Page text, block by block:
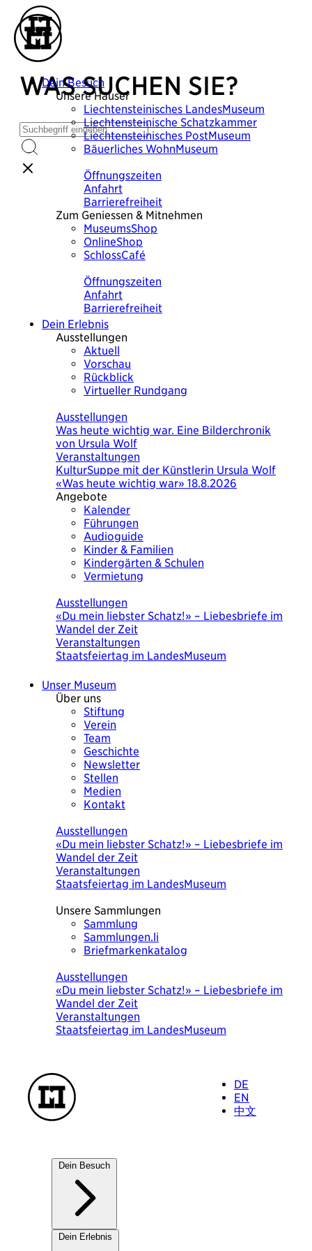
Dein Besuch
Unsere Häuser
Liechtensteinisches LandesMuseum
Liechtensteinische Schatzkammer
Liechtensteinisches PostMuseum
Bäuerliches WohnMuseum
Öffnungszeiten
Anfahrt
Barrierefreiheit
Zum Geniessen & Mitnehmen
MuseumsShop
OnlineShop
SchlossCafé
Öffnungszeiten
Anfahrt
Barrierefreiheit
Dein Erlebnis
Ausstellungen
Aktuell
Vorschau
Rückblick
Virtueller Rundgang
Ausstellungen
Was heute wichtig war. Eine Bilderchronik
von Ursula Wolf
Veranstaltungen
KulturSuppe mit der Künstlerin Ursula Wolf
«Was heute wichtig war» 18.8.2026
Angebote
Kalender
Führungen
Audioguide
Kinder & Familien
Kindergärten & Schulen
Vermietung
Ausstellungen
Was heute wichtig war. Eine Bilderchronik
von Ursula Wolf
Veranstaltungen
KulturSuppe mit der Künstlerin Ursula Wolf
Unser Museum
Über uns
Stiftung
Verein
Team
Geschichte
Newsletter
Stellen
Medien
Kontakt
Ausstellungen
Was heute wichtig war. Eine Bilderchronik
von Ursula Wolf
Veranstaltungen
KulturSuppe mit der Künstlerin Ursula Wolf
Unsere Sammlungen
Sammlung
Sammlungen.li
Briefmarkenkatalog
Ausstellungen
Was heute wichtig war. Eine Bilderchronik
von Ursula Wolf
Veranstaltungen
KulturSuppe mit der Künstlerin Ursula Wolf
DE
EN
中文
Dein Besuch
Unsere Häuser
Dein Erlebnis
WAS SUCHEN SIE?